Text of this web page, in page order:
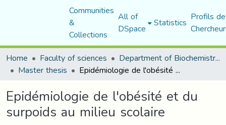
Communities
&
Collections
All of
DSpace Statistics Profils
Home
Faculty of sciences Department of Biochemistry and Microbiology
Master thesis Epidémiologie de l'obésité et du surpoids au milieu scolaire
Epidémiologie de l'obésité et du
surpoids au milieu scolaire